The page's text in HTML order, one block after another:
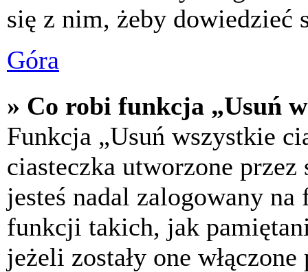
się z nim, żeby dowiedzieć
Góra
» Co robi funkcja „Usuń
Funkcja „Usuń wszystkie
ciasteczka utworzone
jesteś nadal zalogowany
funkcji takich, jak
jeżeli zostały one